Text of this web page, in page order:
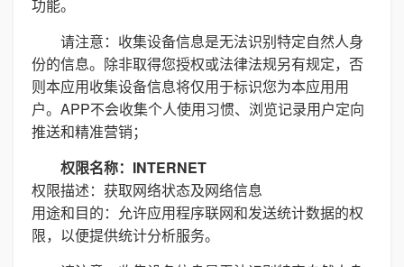
功能。
请注意：收集设备信息是无法识别特定自然人身
份的信息。除非取得您授权或法律法规另有规定，否
则本应用收集设备信息将仅用于标识您为本应用用
户。APP不会收集个人使用习惯、浏览记录用户定向
推送和精准营销；
权限名称：INTERNET
权限描述：获取网络状态及网络信息
用途和目的：允许应用程序联网和发送统计数据的权
限，以便提供统计分析服务。